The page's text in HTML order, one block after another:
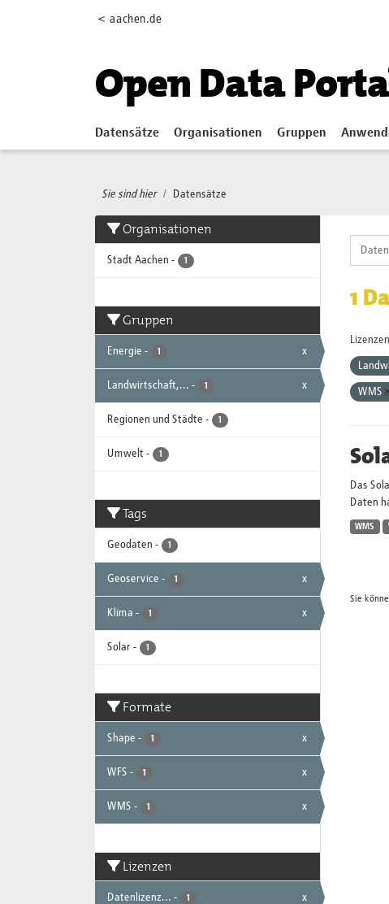
< aachen.de
Open Data
Datensätze Organisationen Gruppen
Sie sind hier Datensätze
Organisationen
Stadt Aachen - 1
Gruppen
Energie - 1 x
Landwirtschaft,... - 1 x
Regionen und Städte - 1
Umwelt - 1
Tags
Geodaten - 1
Geoservice - 1 x
Klima - 1 x
Solar - 1
Formate
Shape - 1 x
WFS - 1 x
WMS - 1 x
Lizenzen
Datenlizenz... - 1 x
1
WMS
Das
Daten
WMS
Sie